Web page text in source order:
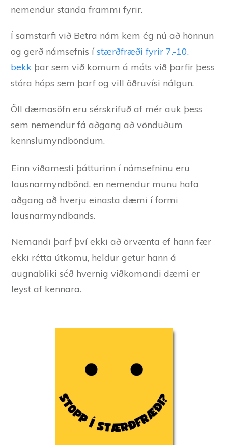
nemendur standa frammi fyrir.
Í samstarfi við Betra nám kem ég nú að hönnun
og gerð námsefnis í stærðfræði fyrir 7.-10.
bekk þar sem við komum á móts við þarfir þess
stóra hóps sem þarf og vill öðruvísi nálgun.
Öll dæmasöfn eru sérskrifuð af mér auk þess
sem nemendur fá aðgang að vönduðum
kennslumyndböndum.
Einn viðamesti þátturinn í námsefninu eru
lausnarmyndbönd, en nemendur munu hafa
aðgang að hverju einasta dæmi í formi
lausnarmyndbands.
Nemandi þarf því ekki að örvænta ef hann fær
ekki rétta útkomu, heldur getur hann á
augnabliki séð hvernig viðkomandi dæmi er
leyst af kennara.